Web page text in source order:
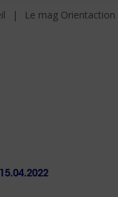
Le mag Orientaction
15.04.2022